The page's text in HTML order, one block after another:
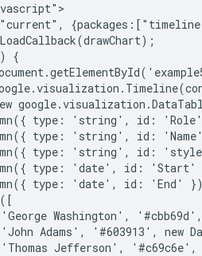
{
type: 'string', id:
type: 'string', id:
type: 'string', id:
type: 'date', id: 'Start'
type: 'date', id: 'End'
Washington',
Adams', '#603913', new
Jefferson',